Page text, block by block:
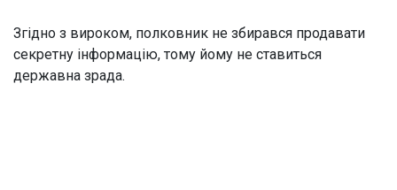
Згідно з вироком, полковник не збирався продавати
секретну інформацію, тому йому не ставиться
державна зрада.